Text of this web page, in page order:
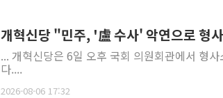
개혁신당 "민주, '盧 수사' 악연으로 형
... 개혁신당은 6일 오후 국회 의원회관에서 형사
다....
2026-08-06 17:32